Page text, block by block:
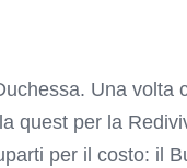
Una volta
quest per la
per il costo: il